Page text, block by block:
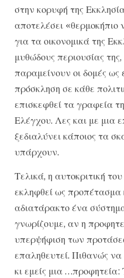
στην κορυφή της
αποτελέσει
για τα οικονομικά της
μυθώδους περιουσίας
παραμείνουν οι δομές ως
πρόσκληση σε κάθε
επισκεφθεί τα γραφεία
Ελέγχου. Λες και με μια
ξεδιαλύνει κάποιος τα
υπάρχουν.
Τελικά, η αυτοκριτική
εκληφθεί ως προπέτασμα
αδιατάρακτο ένα
γνωρίζουμε, αν η
υπερψήφιση των
επαληθευτεί. Πιθανώς να
κι εμείς μια